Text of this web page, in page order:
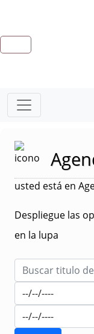
usted está en
Despliegue las
en la lupa